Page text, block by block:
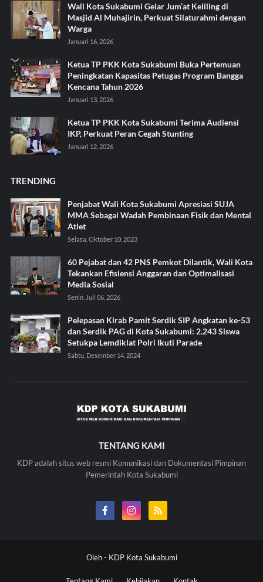
Wali Kota Sukabumi Gelar Jum’at Keliling di
Masjid Al Muhajirin, Perkuat Silaturahmi dengan
Warga
Januari 16, 2026
Ketua TP PKK Kota Sukabumi Buka Pertemuan
Peningkatan Kapasitas Petugas Program Bangga
Kencana Tahun 2026
Januari 13, 2026
Ketua TP PKK Kota Sukabumi Terima Audiensi
IKP, Perkuat Peran Cegah Stunting
Januari 12, 2026
TRENDING
Penjabat Wali Kota Sukabumi Apresiasi SUJA
MMA Sebagai Wadah Pembinaan Fisik dan Mental
Atlet
Selasa, Oktober 10, 2023
60 Pejabat dan 42 PNS Pemkot Dilantik, Wali Kota
Tekankan Efisiensi Anggaran dan Optimalisasi
Media Sosial
Senin, Juli 06, 2026
Pelepasan Kirab Pamit Serdik SIP Angkatan ke-53
dan Serdik PAG di Kota Sukabumi: 2.243 Siswa
Setukpa Lemdiklat Polri Ikuti Parade
Sabtu, Desember 14, 2024
TENTANG KAMI
KDP adalah situs web resmi Komunikasi dan Dokumentasi Pimpinan
Pemerintah Kota Sukabumi
Oleh - KDP Kota Sukabumi